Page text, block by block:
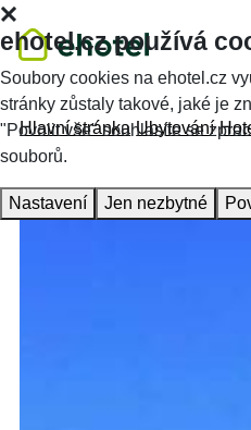
Hlavní stránka Ubytování
ehotel.cz používá
Soubory cookies na ehotel.cz
stránky zůstaly takové, jaké je
"Povolit vše" souhlasíte se
souborů.
Nastavení Jen nezbytné